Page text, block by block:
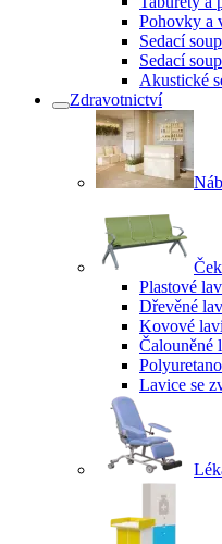
Pohovky a
Sedací
Sedací
Akustické
Zdravotnictví
Plastové
Dřevěné
Kovové
Čalouněné
Lavice se